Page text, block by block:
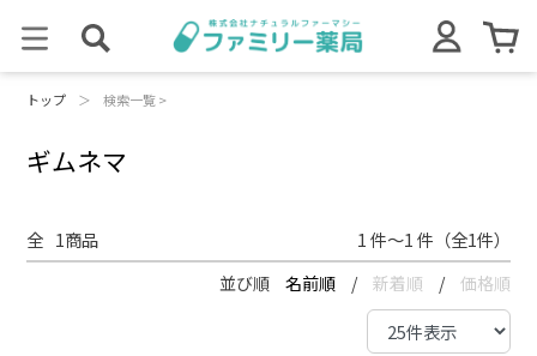
トップ ＞ 検索一覧 >
ギムネマ
全 1商品 1 件～1 件（全1件）
並び順 名前順 / 新着順 / 価格順